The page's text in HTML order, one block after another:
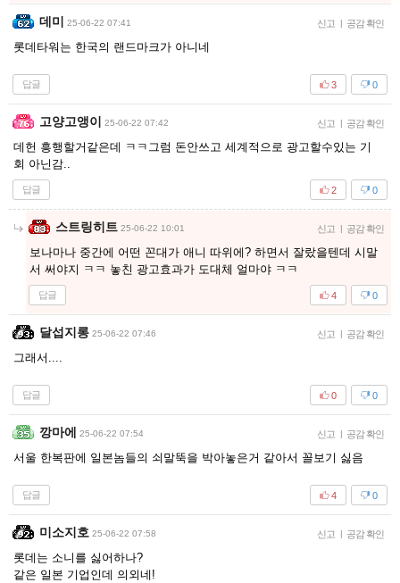
데미 25-06-22 07:41 신고 공감 확인
롯데타워는 한국의 랜드마크가 아니네
답글 0
3
고양고앵이 25-06-22 07:42 신고 공감 확인
데헌 흥행할거같은데 ㅋㅋ그럼 돈안쓰고 세계적으로 광고할수있는 기
회 아닌감..
답글 0
2
스트링히트 25-06-22 10:01 신고 공감 확인
보나마나 중간에 어떤 꼰대가 애니 따위에? 하면서 잘랐을텐데 시말
서 써야지 ㅋㅋ 놓친 광고효과가 도대체 얼마야 ㅋㅋ
답글 0
4
달섭지롱 25-06-22 07:46 신고 공감 확인
그래서....
답글 0
0
깡마에 25-06-22 07:54 신고 공감 확인
서울 한복판에 일본놈들의 쇠말뚝을 박아놓은거 같아서 꼴보기 싫음
답글 0
4
미소지호 25-06-22 07:58 신고 공감 확인
롯데는 소니를 싫어하나?
같은 일본 기업인데 의외네!